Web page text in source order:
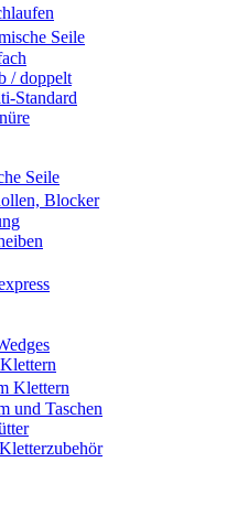
Seile
/ doppelt
Standard
Seile
Blocker
Klettern
und Taschen